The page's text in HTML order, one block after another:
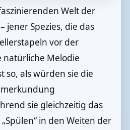
Welt der
jener Spezies, die das
vor der
natürliche Melodie
so, als würden sie die
sie gleichzeitig das
in den Weiten der